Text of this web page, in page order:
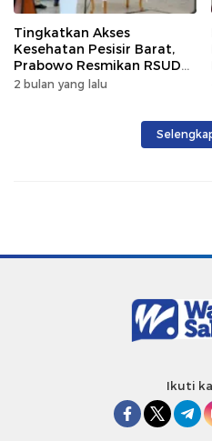
Tingkatkan Akses
Kesehatan Pesisir Barat,
Prabowo Resmikan RSUD
KH Muhammad Thohir
2 bulan yang lalu
Ikuti